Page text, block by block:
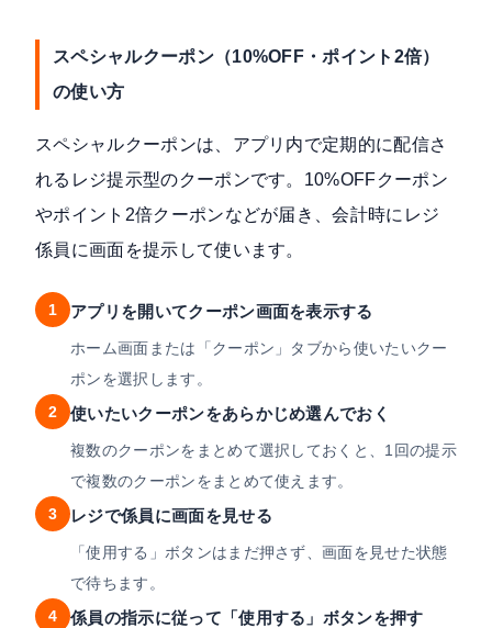
スペシャルクーポン（10%OFF・ポイント2倍）
の使い方
スペシャルクーポンは、アプリ内で定期的に配信さ
れるレジ提示型のクーポンです。10%OFFクーポン
やポイント2倍クーポンなどが届き、会計時にレジ
係員に画面を提示して使います。
1 アプリを開いてクーポン画面を表示する
ホーム画面または「クーポン」タブから使いたいクー
ポンを選択します。
2
使いたいクーポンをあらかじめ選んでおく
複数のクーポンをまとめて選択しておくと、1回の提示
で複数のクーポンをまとめて使えます。
3
レジで係員に画面を見せる
「使用する」ボタンはまだ押さず、画面を見せた状態
で待ちます。
4
係員の指示に従って「使用する」ボタンを押す